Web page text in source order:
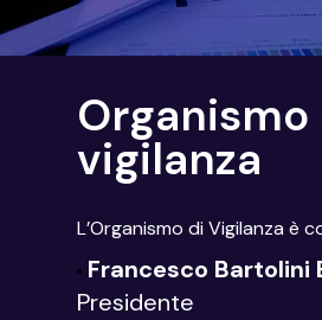
Organismo
vigilanza
L’Organismo di Vigilanza è
Francesco Bartolini
Presidente